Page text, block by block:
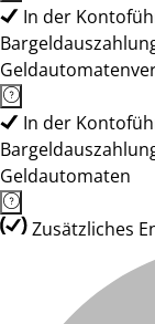
In der
In der
Geldautomaten
Zusätzliches